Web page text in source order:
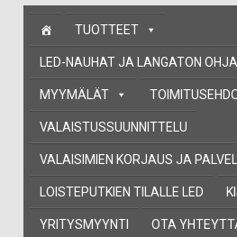
Skip
content
TUOTTEET
LED-NAUHAT JA LANGATON
MYYMÄLÄT
VALAISTUSSUUNNITTELU
VALAISIMIEN KORJAUS JA
LOISTEPUTKIEN TILALLE LED
YRITYSMYYNTI OTA